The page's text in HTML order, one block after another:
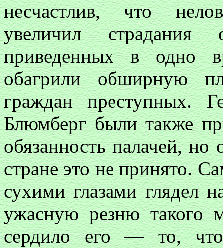
несчастлив, что
увеличил страдания
приведенных в одно
обагрили обширную
граждан преступных.
Блюмберг были также
обязанность палачей,
стране это не принято.
сухими глазами глядел
ужасную резню такого
сердило его — то,